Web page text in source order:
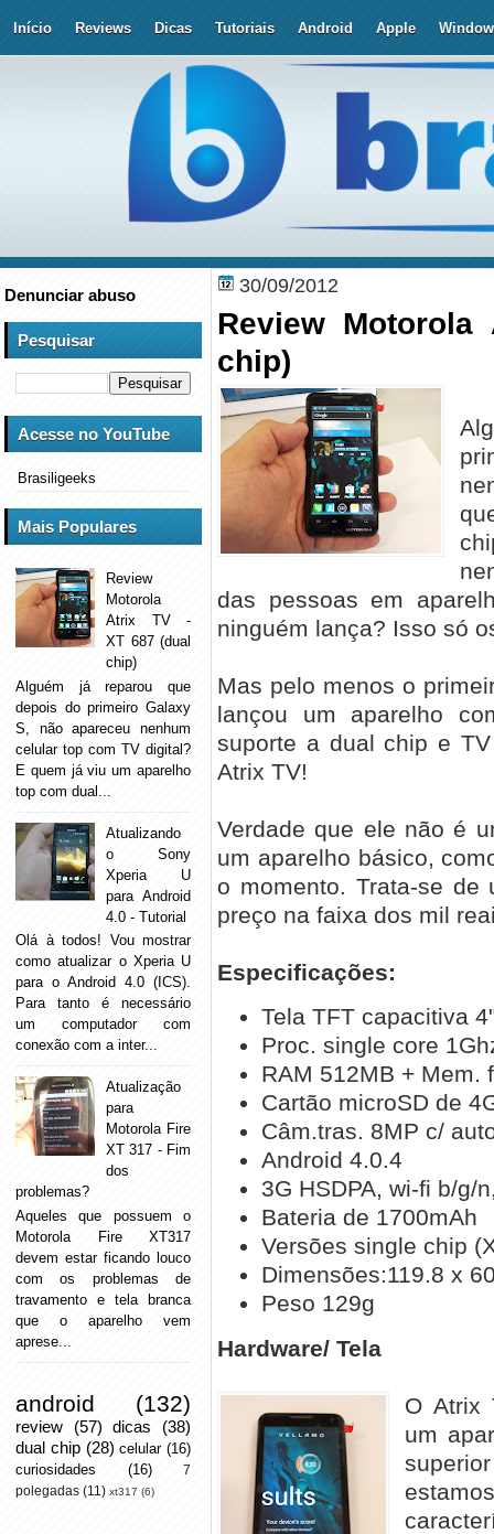
Início Reviews Dicas Tutoriais Android Apple
30/09/2012
Review
chip)
das pessoas em
ninguém lança? Isso só
Mas pelo menos o
lançou um aparelho
suporte a dual chip e
Atrix TV!
Verdade que ele não é
um aparelho básico,
o momento. Trata-se de
preço na faixa dos mil
Especificações:
Tela TFT capacitiva
Proc. single core
RAM 512MB + Mem.
Cartão microSD de
Câm.tras. 8MP c/
Android 4.0.4
3G HSDPA, wi-fi b/g/
Bateria de 1700mAh
Versões single chip
Dimensões:119.8 x
Peso 129g
Hardware/ Tela
O Atrix
um
Denunciar abuso
Pesquisar
Acesse no YouTube
Brasiligeeks
Mais Populares
Review
Motorola
Atrix TV -
XT 687 (dual
chip)
Alguém já reparou que
depois do primeiro Galaxy
S, não apareceu nenhum
celular top com TV digital?
E quem já viu um aparelho
top com dual...
Atualizando
o Sony
Xperia U
para Android
4.0 - Tutorial
Olá à todos! Vou mostrar
como atualizar o Xperia U
para o Android 4.0 (ICS).
Para tanto é necessário
um computador com
conexão com a inter...
Atualização
para
Motorola Fire
XT 317 - Fim
dos
problemas?
Aqueles que possuem o
Motorola Fire XT317
devem estar ficando louco
com os problemas de
travamento e tela branca
que o aparelho vem
aprese...
android (132)
review (57) dicas
(38)
dual chip (28) celular (16)
curiosidades
(16)
7
polegadas (11) xt317 (6)